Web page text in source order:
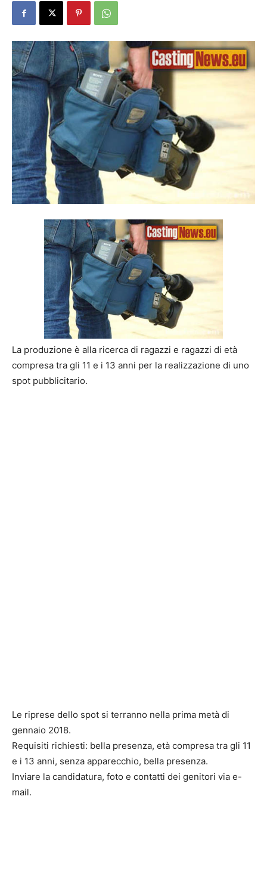
La produzione è alla ricerca di ragazzi e ragazzi di età
compresa tra gli 11 e i 13 anni per la realizzazione di uno
spot pubblicitario.
Le riprese dello spot si terranno nella prima metà di
gennaio 2018.
Requisiti richiesti: bella presenza, età compresa tra gli 11
e i 13 anni, senza apparecchio, bella presenza.
Inviare la candidatura, foto e contatti dei genitori via e-
mail.